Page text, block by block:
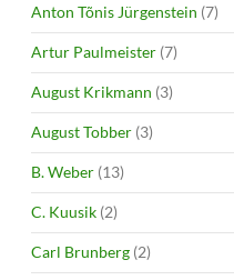
Anton Tõnis Jürgenstein (7)
Artur Paulmeister (7)
August Krikmann (3)
August Tobber (3)
B. Weber (13)
C. Kuusik (2)
Carl Brunberg (2)